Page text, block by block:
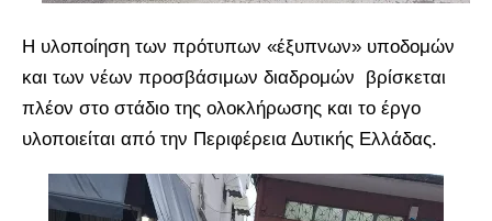
Η υλοποίηση των πρότυπων «έξυπνων» υποδομών
και των νέων προσβάσιμων διαδρομών βρίσκεται
πλέον στο στάδιο της ολοκλήρωσης και το έργο
υλοποιείται από την Περιφέρεια Δυτικής Ελλάδας.